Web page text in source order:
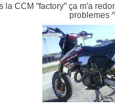
la CCM "factory" ça m'a
problemes